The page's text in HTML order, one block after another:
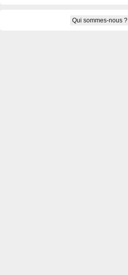
Qui sommes-nous ?